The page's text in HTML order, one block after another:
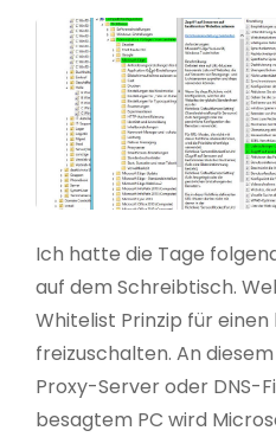
Ich hatte die Tage
auf dem Schreibtisch.
Whitelist Prinzip für
freizuschalten. An
Proxy-Server oder DNS-
besagtem PC wird